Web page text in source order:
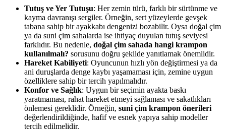
Tutuş ve Yer Tutuşu: Her zemin türü, farklı bir sürtünme ve
kayma davranışı sergiler. Örneğin, sert yüzeylerde gevşek
tabana sahip bir ayakkabı dengenizi bozabilir. Oysa doğal çim
ya da suni çim sahalarda ise ihtiyaç duyulan tutuş seviyesi
farklıdır. Bu nedenle, doğal çim sahada hangi krampon
kullanılmalı? sorusunu doğru şekilde yanıtlamak önemlidir.
Hareket Kabiliyeti: Oyuncunun hızlı yön değiştirmesi ya da
ani duruşlarda denge kaybı yaşamaması için, zemine uygun
özelliklere sahip bir tercih yapılmalıdır.
Konfor ve Sağlık: Uygun bir seçimin ayakta baskı
yaratmaması, rahat hareket etmeyi sağlaması ve sakatlıkları
önlemesi gereklidir. Örneğin, suni çim krampon önerileri
değerlendirildiğinde, hafif ve esnek yapıya sahip modeller
tercih edilmelidir.